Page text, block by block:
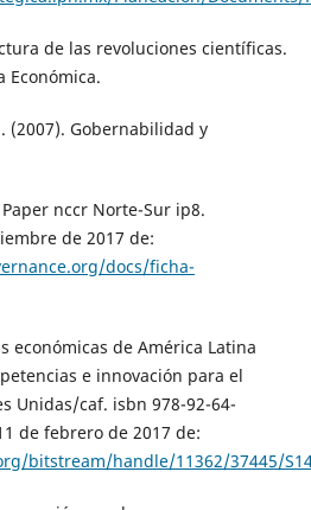
de las revoluciones científicas.
Económica.
(2007). Gobernabilidad y
nccr Norte-Sur ip8.
de 2017 de:
docs/ficha-
económicas de América Latina
e innovación para el
Unidas/caf. isbn 978-92-64-
de febrero de 2017 de:
bitstream/handle/11362/37445/